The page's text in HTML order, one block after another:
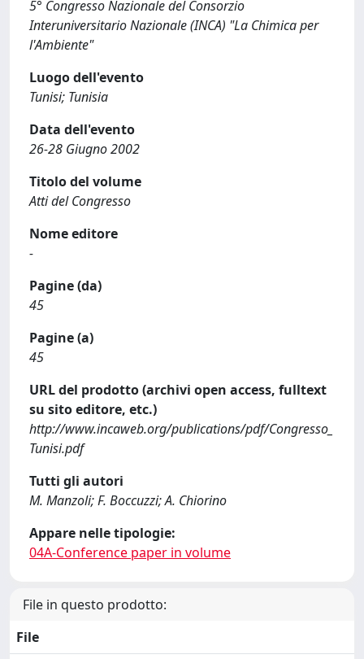
5° Congresso Nazionale del Consorzio
Interuniversitario Nazionale (INCA) "La Chimica per
l'Ambiente"
Luogo dell'evento
Tunisi; Tunisia
Data dell'evento
26-28 Giugno 2002
Titolo del volume
Atti del Congresso
Nome editore
-
Pagine (da)
45
Pagine (a)
45
URL del prodotto (archivi open access, fulltext
su sito editore, etc.)
http://www.incaweb.org/publications/pdf/Congresso_
Tunisi.pdf
Tutti gli autori
M. Manzoli; F. Boccuzzi; A. Chiorino
Appare nelle tipologie:
04A-Conference paper in volume
File in questo prodotto:
File